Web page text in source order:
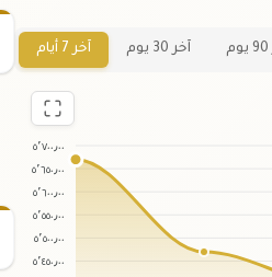
آخر 30 يوم آخر 7 أيام
٥٬٧٠٠٫٠٠
٥٬٦٥٠٫٠٠
٥٬٦٠٠٫٠٠
٥٬٥٥٠٫٠٠
٥٬٥٠٠٫٠٠
٥٬٤٥٠٫٠٠